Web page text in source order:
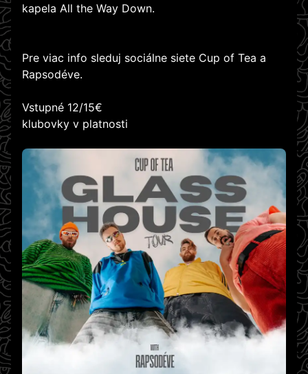
kapela All the Way Down.
Pre viac info sleduj sociálne siete Cup of Tea a
Rapsodéve.
Vstupné 12/15€
klubovky v platnosti